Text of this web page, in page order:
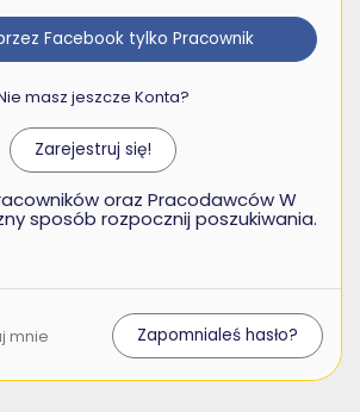
Facebook tylko Pracownik
masz jeszcze Konta?
Zarejestruj się!
oraz Pracodawców W
sposób rozpocznij poszukiwania.
mnie Zapomnialeś hasło?